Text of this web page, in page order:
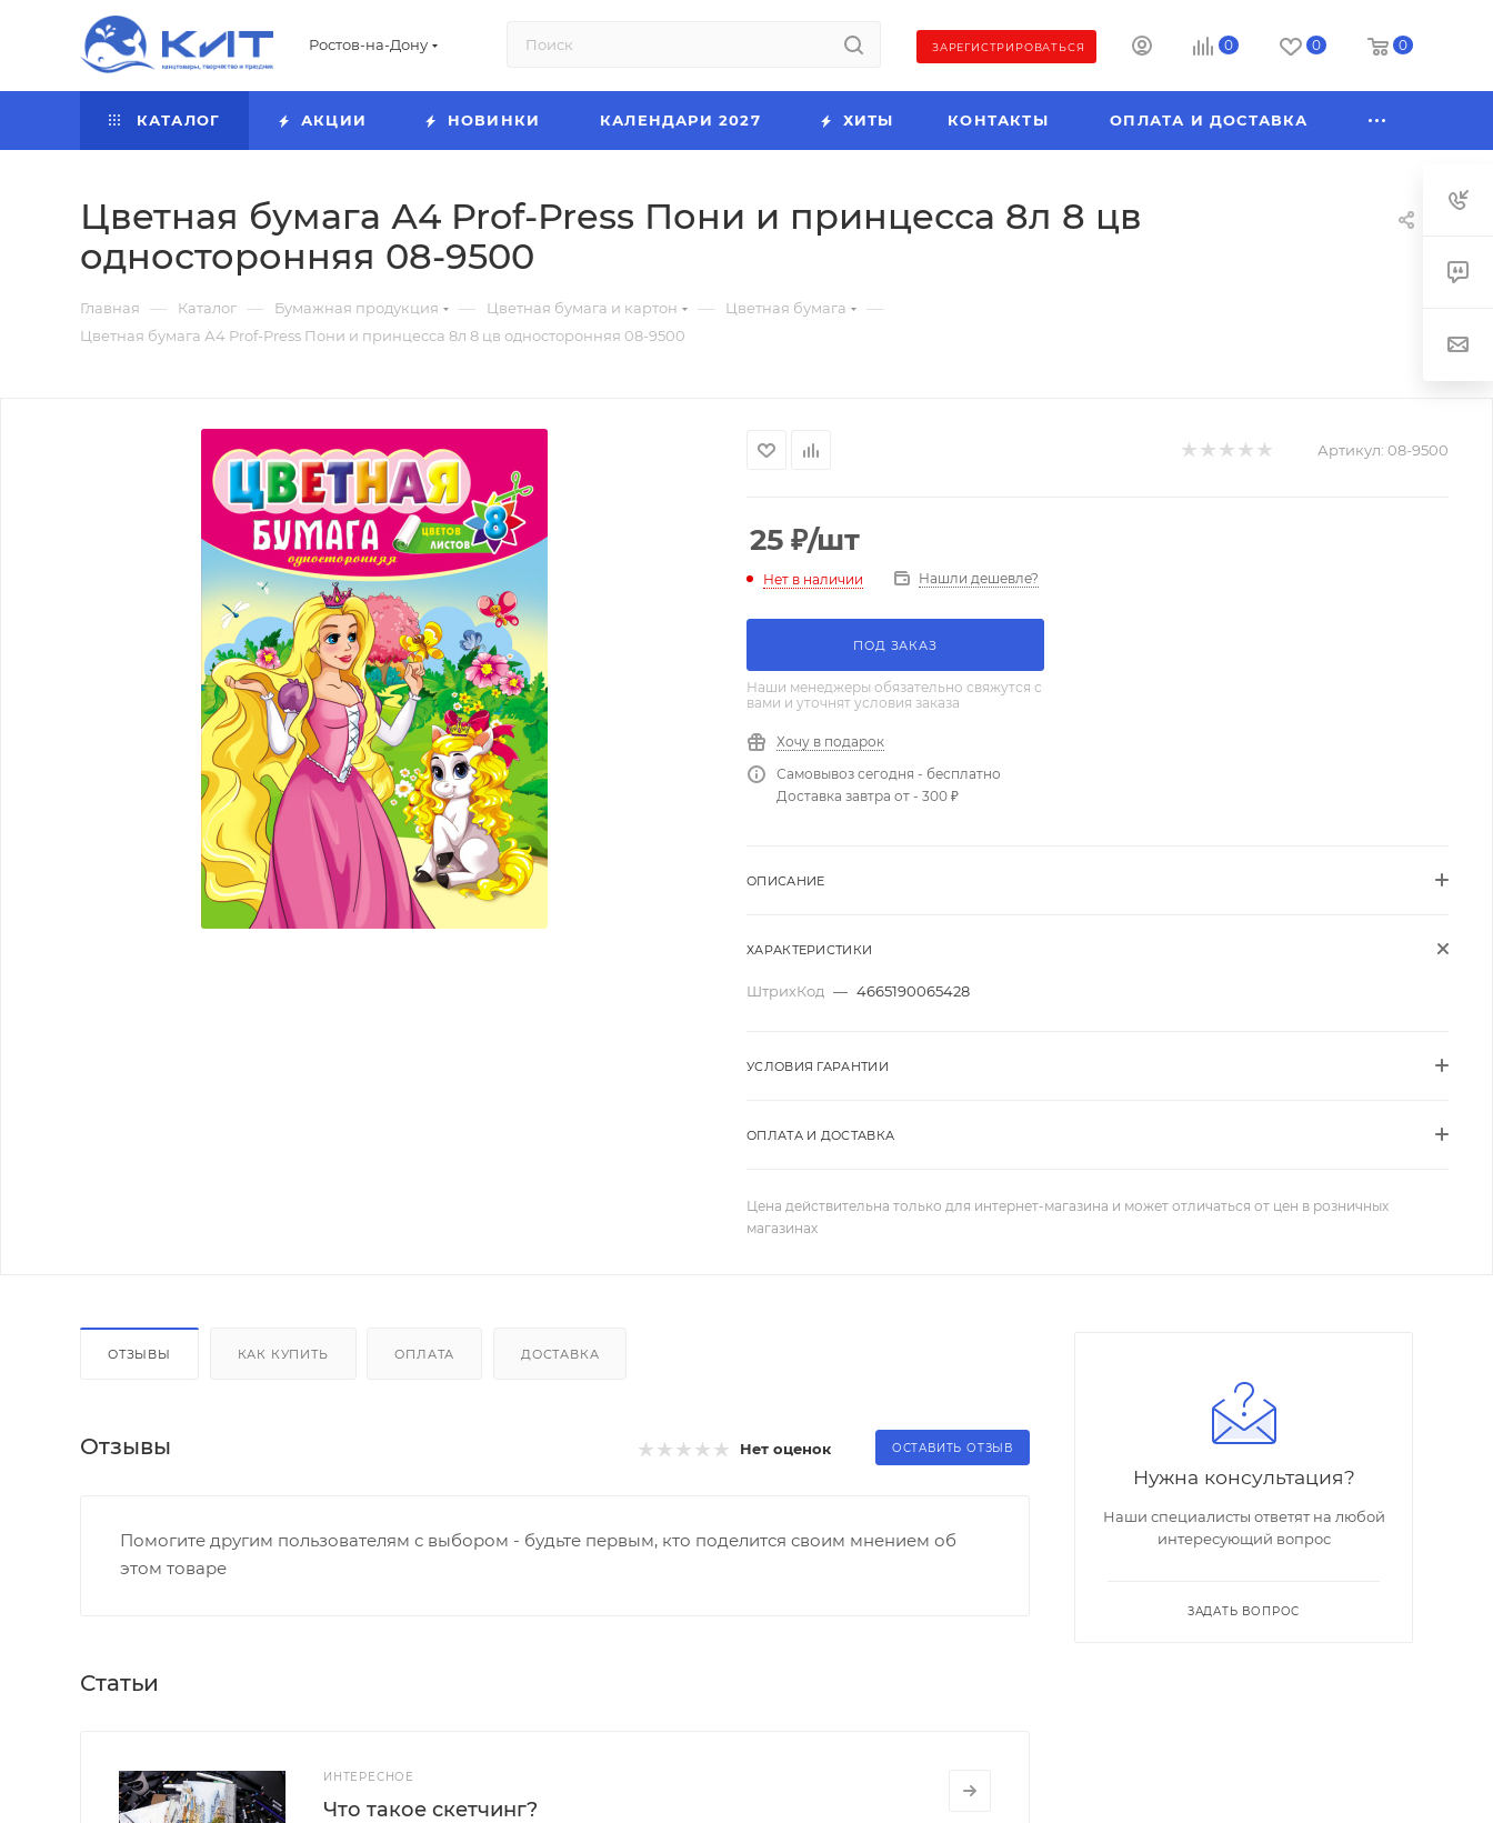
Ростов-на-Дону ЗАРЕГИСТРИРОВАТЬСЯ 0 0 0
КАТАЛОГ АКЦИИ НОВИНКИ КАЛЕНДАРИ 2027 ХИТЫ КОНТАКТЫ ОПЛАТА И ДОСТАВКА
Цветная бумага А4 Prof-Press Пони и принцесса 8л 8 цв
односторонняя 08-9500
Главная — Каталог — Бумажная продукция — Цветная бумага и картон — Цветная бумага —
Цветная бумага А4 Prof-Press Пони и принцесса 8л 8 цв односторонняя 08-9500
Артикул: 08-9500
25 ₽/шт
Нет в наличии Нашли дешевле?
ПОД ЗАКАЗ
Наши менеджеры обязательно свяжутся с
вами и уточнят условия заказа
Хочу в подарок
Самовывоз сегодня - бесплатно
Доставка завтра от - 300 ₽
ОПИСАНИЕ
ХАРАКТЕРИСТИКИ
ШтрихКод — 4665190065428
УСЛОВИЯ ГАРАНТИИ
ОПЛАТА И ДОСТАВКА
Цена действительна только для интернет-магазина и может отличаться от цен в розничных
магазинах
ОТЗЫВЫ КАК КУПИТЬ ОПЛАТА ДОСТАВКА
Отзывы Нет оценок ОСТАВИТЬ ОТЗЫВ
Помогите другим пользователям с выбором - будьте первым, кто поделится своим мнением об
этом товаре
Статьи
ИНТЕРЕСНОЕ
Что такое скетчинг?
Нужна консультация?
Наши специалисты ответят на любой
интересующий вопрос
ЗАДАТЬ ВОПРОС